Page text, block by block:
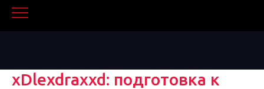
xDlexdraxxd: подготовка к